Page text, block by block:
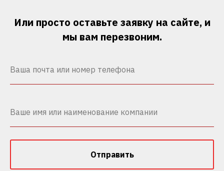
Или просто оставьте заявку на сайте, и
мы вам перезвоним.
Отправить